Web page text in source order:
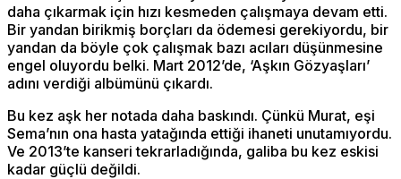
daha çıkarmak için hızı kesmeden çalışmaya devam etti.
Bir yandan birikmiş borçları da ödemesi gerekiyordu, bir
yandan da böyle çok çalışmak bazı acıları düşünmesine
engel oluyordu belki. Mart 2012’de, ‘Aşkın Gözyaşları’
adını verdiği albümünü çıkardı.
Bu kez aşk her notada daha baskındı. Çünkü Murat, eşi
Sema’nın ona hasta yatağında ettiği ihaneti unutamıyordu.
Ve 2013’te kanseri tekrarladığında, galiba bu kez eskisi
kadar güçlü değildi.